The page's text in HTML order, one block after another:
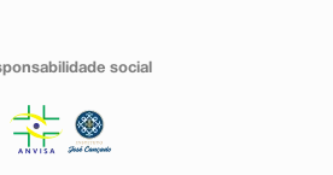
social